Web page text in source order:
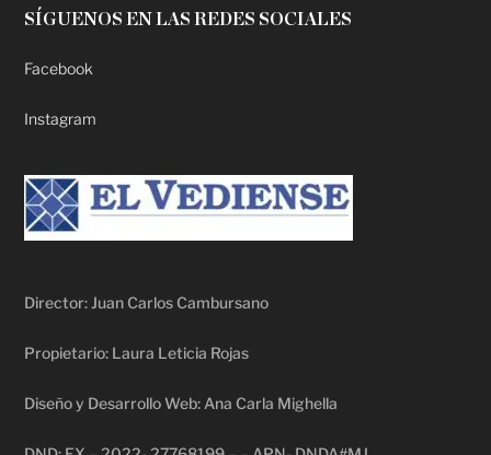
SÍGUENOS EN LAS REDES SOCIALES
Facebook
Instagram
Director: Juan Carlos Cambursano
Propietario: Laura Leticia Rojas
Diseño y Desarrollo Web: Ana Carla Mighella